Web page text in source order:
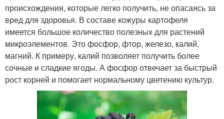
происхождения, которые легко получить, не опасаясь за
вред для здоровья. В составе кожуры картофеля
имеется большое количество полезных для растений
микроэлементов. Это фосфор, фтор, железо, калий,
магний. К примеру, калий позволяет получить более
сочные и сладкие ягоды. А фосфор отвечает за быстрый
рост корней и помогает нормальному цветению культур.